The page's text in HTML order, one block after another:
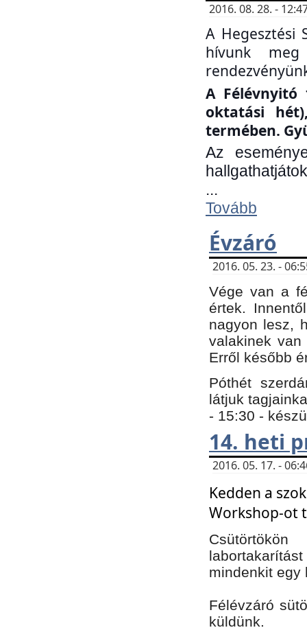
2016. 08. 28. -
A Hegesztési
hívunk
A Félévnyitó
oktatási
termében.
Az
...
Tovább
Évzáró
2016. 05. 23. -
Vége van a
értek.
nagyon lesz,
valakinek
Erről később
Póthét
látjuk
- 15:30 -
14. heti
2016. 05. 17. -
Kedden a
Workshop-ot
mindenkit
Félévzáró
küldünk.